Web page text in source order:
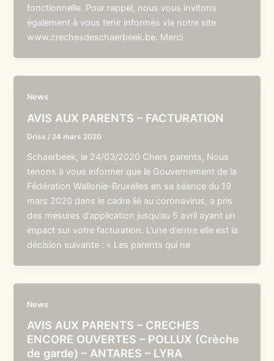
fonctionnelle. Pour rappel, nous vous invitons
également à vous tenir informés via notre site
www.crechesdeschaerbeek.be. Merci
News
AVIS AUX PARENTS – FACTURATION
Driss / 24 mars 2020
Schaerbeek, le 24/03/2020 Chers parents, Nous
tenons à vous informer que le Gouvernement de la
Fédération Wallonie-Bruxelles en sa séance du 19
mars 2020 dans le cadre lié au coronavirus, a pris
des mesures d’application jusqu’au 5 avril ayant un
impact sur votre facturation. L’une d’entre elle est la
décision suivante : « Les parents qui ne
News
AVIS AUX PARENTS – CRECHES
ENCORE OUVERTES – POLLUX (Crèche
de garde) – ANTARES – LYRA